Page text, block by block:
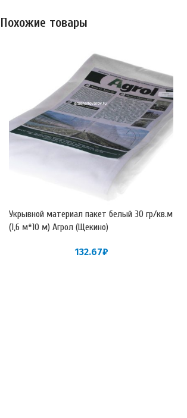
Похожие товары
Укрывной материал пакет белый 30 гр/кв.м
(1,6 м*10 м) Агрол (Щекино)
132.67₽